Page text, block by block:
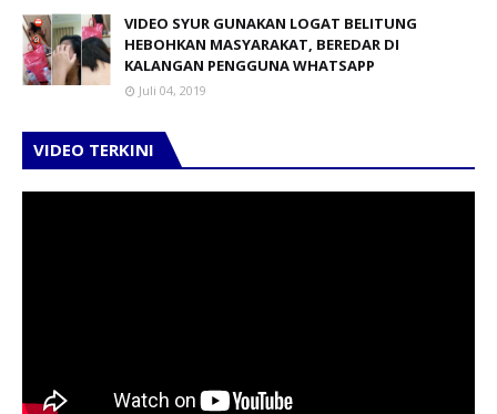
VIDEO SYUR GUNAKAN LOGAT BELITUNG
HEBOHKAN MASYARAKAT, BEREDAR DI
KALANGAN PENGGUNA WHATSAPP
Juli 04, 2019
VIDEO TERKINI